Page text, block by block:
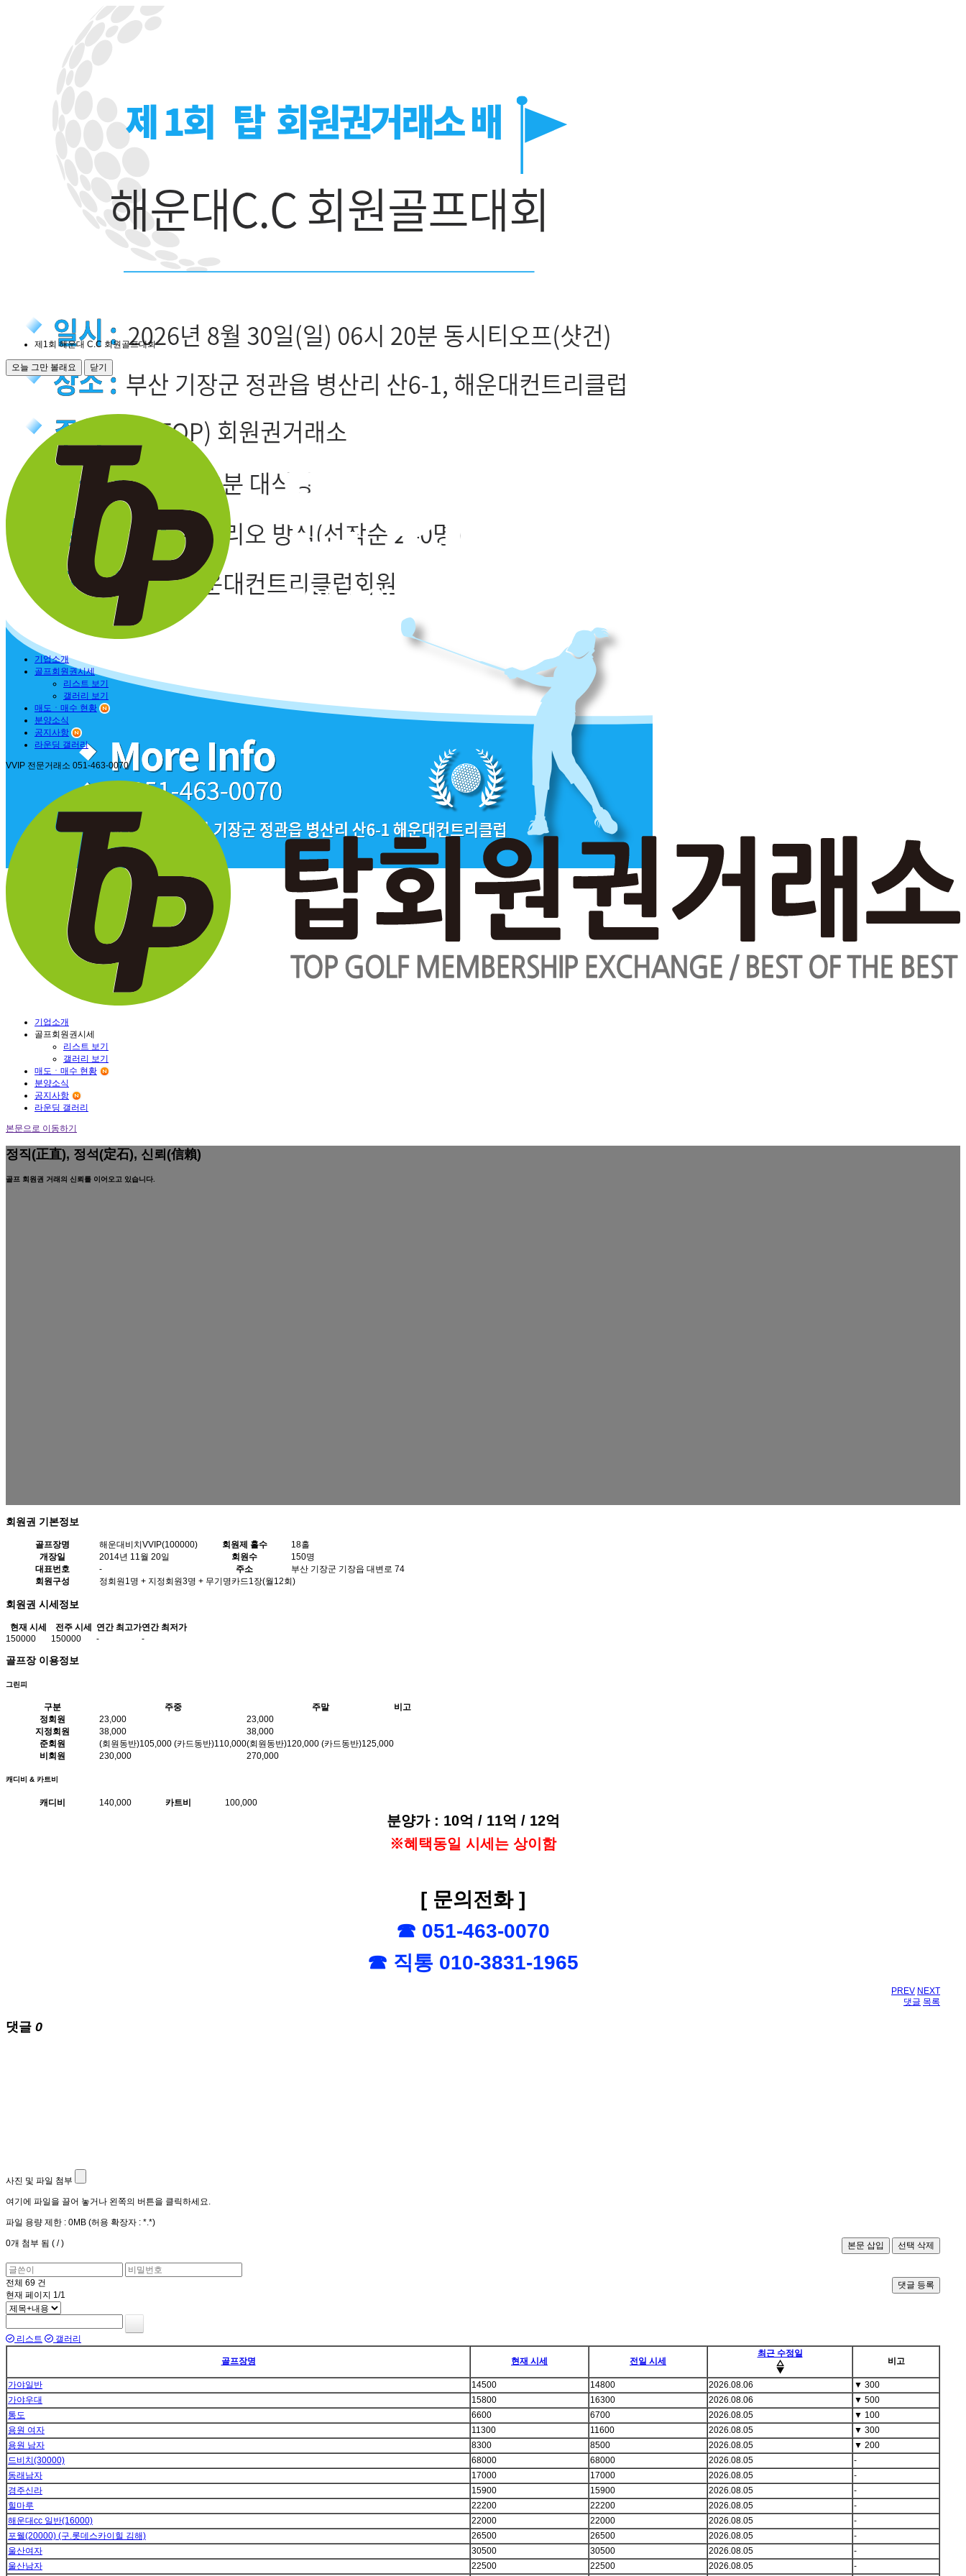
제1회 해운대 C.C 회원골프대회
오늘 그만 볼래요 닫기
기업소개
골프회원권시세
리스트 보기
갤러리 보기
매도ㆍ매수 현황
분양소식
공지사항
라운딩 갤러리
VVIP 전문거래소 051-463-0070
기업소개
골프회원권시세
리스트 보기
갤러리 보기
매도ㆍ매수 현황
분양소식
공지사항
라운딩 갤러리
본문으로 이동하기
정직(正直), 정석(定石), 신뢰(信賴)
골프 회원권 거래의 신뢰를 이어오고 있습니다.
회원권 기본정보
골프장명 해운대비치VVIP(100000) 회원제 홀수
18홀
개장일
2014년 11월 20일 회원수
150명
대표번호
- 주소
부산 기장군 기장읍 대변로 74
회원구성
정회원1명 + 지정회원3명 + 무기명카드1장(월12회)
회원권 시세정보
현재 시세 전주 시세 연간 최고가연간 최저가
150000
150000 - -
골프장 이용정보
그린피
구분 주중 주말
비고
정회원
23,000
23,000
지정회원
38,000
38,000
준회원
(회원동반)105,000 (카드동반)110,000(회원동반)120,000 (카드동반)125,000
비회원
230,000 270,000
캐디비 & 카트비
캐디비 140,000 카트비 100,000
분양가 : 10억 / 11억 / 12억
※혜택동일 시세는 상이함
[ 문의전화 ]
☎ 051-463-0070
☎ 직통 010-3831-1965
PREV NEXT
댓글 목록
댓글 0
사진 및 파일 첨부
여기에 파일을 끌어 놓거나 왼쪽의 버튼을 클릭하세요.
파일 용량 제한 : 0MB (허용 확장자 : *.*)
0개 첨부 됨 ( /)
댓글 등록
전체 69 건
현재 페이지 1/1
리스트 갤러리
골프장명 현재 시세 전일 시세
최근 수정일
비고
가야일반 14500 14800 2026.08.06 ▼ 300
가야우대
15800 16300 2026.08.06 ▼ 500
통도
6600 6700 2026.08.05 ▼ 100
용원 여자
11300 11600 2026.08.05 ▼ 300
용원 남자
8300 8500 2026.08.05 ▼ 200
드비치(30000)
68000 68000 2026.08.05
-
동래남자
17000 17000 2026.08.05
-
경주신라
15900 15900 2026.08.05
-
힐마루
22200 22200 2026.08.05
-
해운대cc 일반(16000)
22000 22000 2026.08.05
-
포웰(20000) (구.롯데스카이힐 김해)
26500 26500 2026.08.05
-
울산여자
30500 30500 2026.08.05
-
울산남자
22500 22500 2026.08.05 -